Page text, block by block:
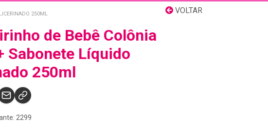
VOLTAR
250ML
de Bebê Colônia
Sabonete Líquido
250ml
2299